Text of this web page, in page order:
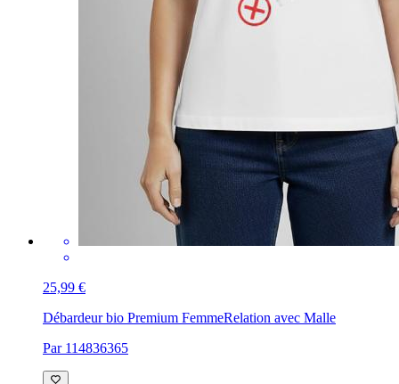
25,99 €
Débardeur bio Premium FemmeRelation avec Malle
Par 114836365